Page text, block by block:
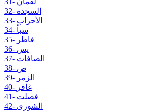
32- السجدة
33- الأحزاب
34- سبأ
35- فاطر
36- يس
37- الصافات
38- ص
39- الزمر
40- غافر
41- فصلت
42- الشورى